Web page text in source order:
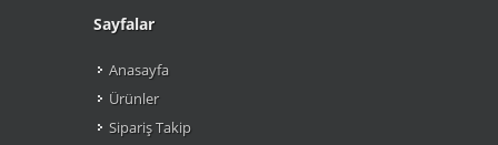
Sayfalar
Anasayfa
Ürünler
Sipariş Takip